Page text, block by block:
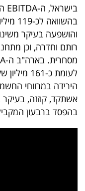
והושפעה בעיקר
רותם וחדרה, וכן
לעומת כ-
הירידה במרווחי
אשתקד, קוזזה, בעיקר
בהפסד ברבעון